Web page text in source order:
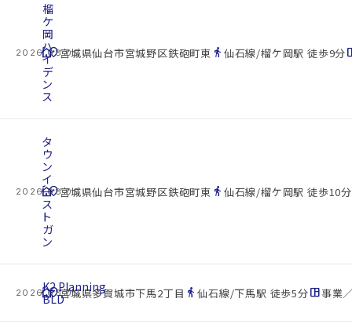
2026.08.09
cottage
榴
ケ
岡
ハ
イ
デ
ン
ス
location_on宮城県仙台市宮城野区鉄砲町東 directions_walk 仙石線/榴ケ岡駅 徒歩9分
2026.08.09
cottage
タ
ウ
ン
イ
ー
ス
ト
ガ
ン
location_on宮城県仙台市宮城野区鉄砲町東 directions_walk 仙石線/榴ケ岡駅 徒歩10分
2026.08.09
cottage
K2.Planning
BLD
location_on宮城県多賀城市下馬2丁目 directions_walk仙石線/下馬駅 徒歩5分space_dashboard事業